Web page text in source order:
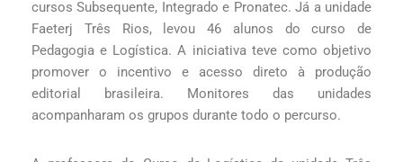
cursos Subsequente, Integrado e Pronatec. Já a unidade
Faeterj Três Rios, levou 46 alunos do curso de
Pedagogia e Logística. A iniciativa teve como objetivo
promover o incentivo e acesso direto à produção
editorial brasileira. Monitores das unidades
acompanharam os grupos durante todo o percurso.